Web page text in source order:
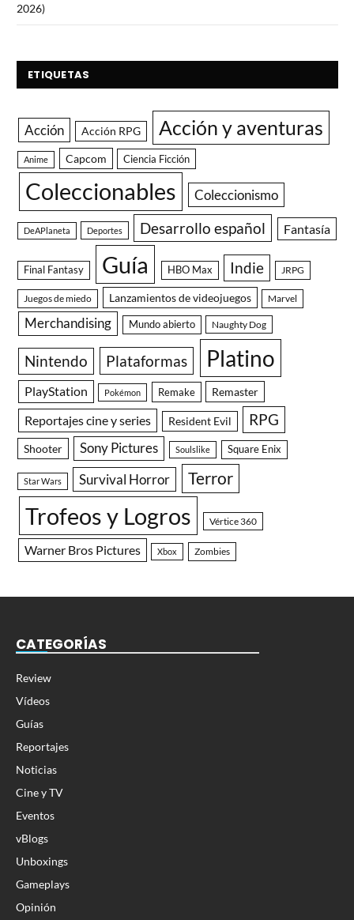
2026)
ETIQUETAS
Acción Acción RPG Acción y aventuras
Anime Capcom Ciencia Ficción
Coleccionables Coleccionismo
DeAPlaneta Deportes Desarrollo español Fantasía
Final Fantasy Guía HBO Max Indie JRPG
Juegos de miedo Lanzamientos de videojuegos Marvel
Merchandising Mundo abierto Naughty Dog
Nintendo Plataformas Platino
PlayStation Pokémon Remake Remaster
Reportajes cine y series Resident Evil RPG
Shooter Sony Pictures Soulslike Square Enix
Star Wars Survival Horror Terror
Trofeos y Logros Vértice 360
Warner Bros Pictures Xbox Zombies
CATEGORÍAS
Review
Vídeos
Guías
Reportajes
Noticias
Cine y TV
Eventos
vBlogs
Unboxings
Gameplays
Opinión